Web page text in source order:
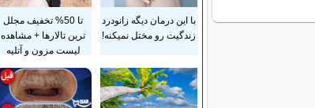
با این درمان دیگه زانودرد
زندگیت رو مختل نمیکنه!
تا 50% تخفیف مجلل
ترین تالارها + مشاهده
لیست مزون و آتلیه